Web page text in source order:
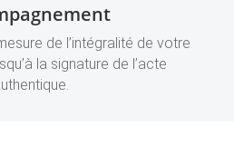
de l’intégralité de votre
la signature de l’acte